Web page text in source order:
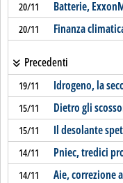
20/11 Batterie,
20/11 Finanza
Precedenti
19/11 Idrogeno, la
15/11 Dietro gli
15/11 Il desolante
14/11 Pniec, tredici
14/11 Aie, correzione